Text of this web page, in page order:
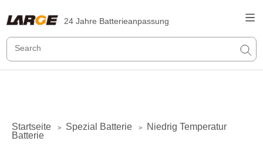
24 Jahre Batterieanpassung
Startseite > Spezial Batterie >
Niedrig Temperatur
Batterie